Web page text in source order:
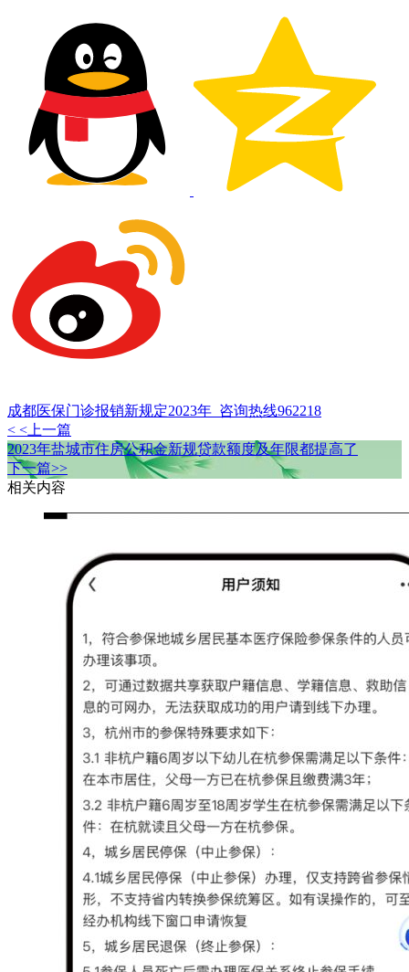
成都医保门诊报销新规定2023年_咨询热线962218
< <上一篇
2023年盐城市住房公积金新规贷款额度及年限都提高了
下一篇>>
相关内容